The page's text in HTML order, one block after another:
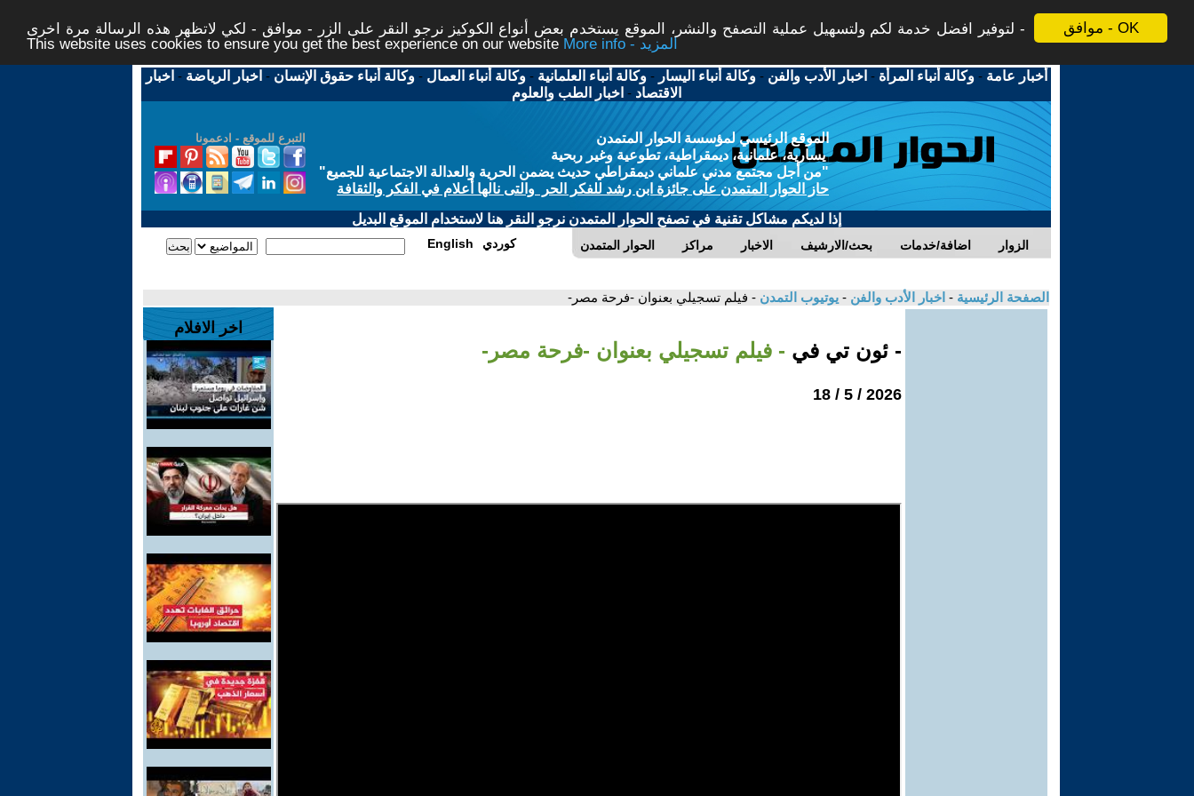
موافق - OK
لتوفير افضل خدمة لكم ولتسهيل عملية التصفح والنشر، الموقع يستخدم بعض أنواع الكوكيز نرجو النقر على الزر - موافق - لكي لاتظهر هذه الرسالة مرة اخرى -
This website uses cookies to ensure you get the best experience on our website
More info - المزيد
أخبار عامة -وكالة أنباء المرأة - اخبار الأدب والفن -وكالة أنباء اليسار -وكالة أنباء العلمانية -وكالة أنباء العمال -وكالة أنباء حقوق الإنسان - اخبار الرياضة - اخبار
الاقتصاد - اخبار الطب والعلوم
التبرع للموقع - ادعمونا
الموقع الرئيسي لمؤسسة الحوار المتمدن
يسارية، علمانية، ديمقراطية، تطوعية وغير ربحية
"من أجل مجتمع مدني علماني ديمقراطي حديث يضمن الحرية والعدالة الاجتماعية للجميع"
حاز الحوار المتمدن على جائزة ابن رشد للفكر الحر والتى نالها أعلام في الفكر والثقافة
إذا لديكم مشاكل تقنية في تصفح الحوار المتمدن نرجو النقر هنا لاستخدام الموقع البديل
الحوار المتمدن مراكز الاخبار بحث/الارشيف اضافة/خدمات الزوار English كوردي
الصفحة الرئيسية - اخبار الأدب والفن - يوتيوب التمدن - فيلم تسجيلي بعنوان -فرحة مصر-
- ئون تي في - فيلم تسجيلي بعنوان -فرحة مصر-
2026 / 5 / 18
اخر الافلام